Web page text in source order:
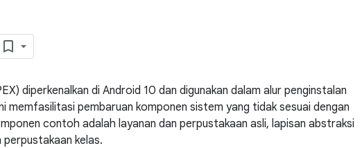
diperkenalkan di Android 10 dan digunakan dalam alur penginstalan
pembaruan komponen sistem yang tidak sesuai dengan
contoh adalah layanan dan perpustakaan asli, lapisan abstraksi
perpustakaan kelas.